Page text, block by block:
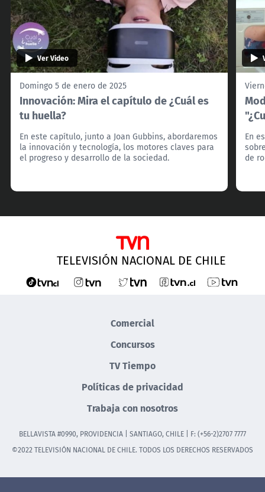
Ver Video
Domingo 5 de enero de 2025
Innovación: Mira el capítulo de ¿Cuál es
tu huella?
En este capítulo, junto a Joan Gubbins, abordaremos
la innovación y tecnología, los motores claves para
el progreso y desarrollo de la sociedad.
En
de
TELEVISIÓN NACIONAL DE CHILE
Comercial
Concursos
TV Tiempo
Políticas de privacidad
Trabaja con nosotros
BELLAVISTA #0990, PROVIDENCIA | SANTIAGO, CHILE | F: (+56-2)2707 7777
©2022 TELEVISIÓN NACIONAL DE CHILE. TODOS LOS DERECHOS RESERVADOS